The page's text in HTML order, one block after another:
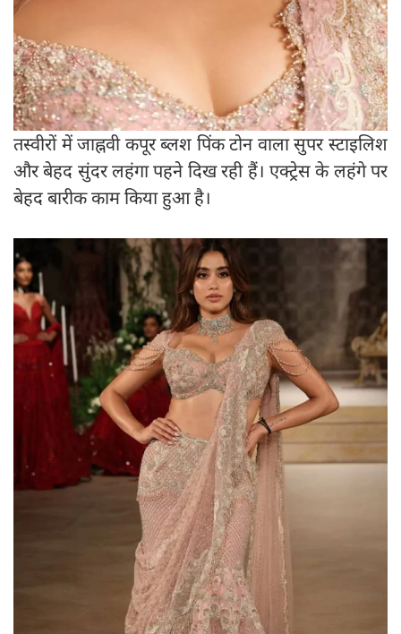
तस्वीरों में जाह्नवी कपूर ब्लश पिंक टोन वाला सुपर स्टाइलिश
और बेहद सुंदर लहंगा पहने दिख रही हैं। एक्ट्रेस के लहंगे पर
बेहद बारीक काम किया हुआ है।